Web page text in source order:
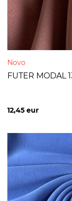
Novo
FUTER MODAL
12,45 eur